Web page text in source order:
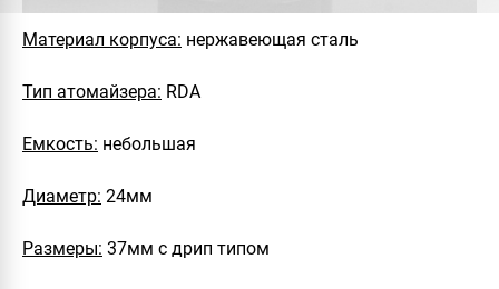
Материал корпуса: нержавеющая сталь
Тип атомайзера: RDA
Емкость: небольшая
Диаметр: 24мм
Размеры: 37мм с дрип типом